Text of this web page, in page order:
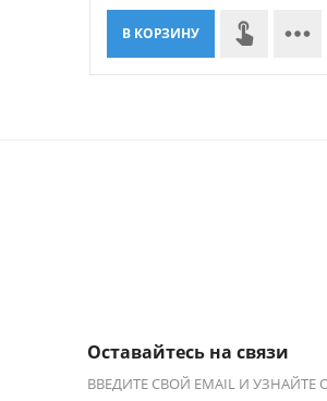
В КОРЗИНУ 
Оставайтесь на связи
ВВЕДИТЕ СВОЙ EMAIL И УЗНАЙТЕ